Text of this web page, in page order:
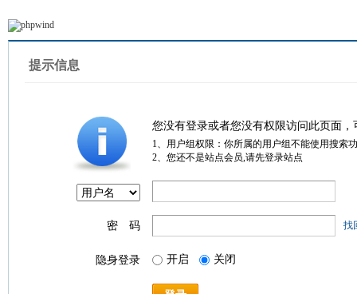
提示信息
您没有登录或者您没有权限访问此页面
1、用户组权限：你所属的用户组不能使用搜索
2、您还不是站点会员,请先登录站点
密 码 找
隐身登录 开启 关闭